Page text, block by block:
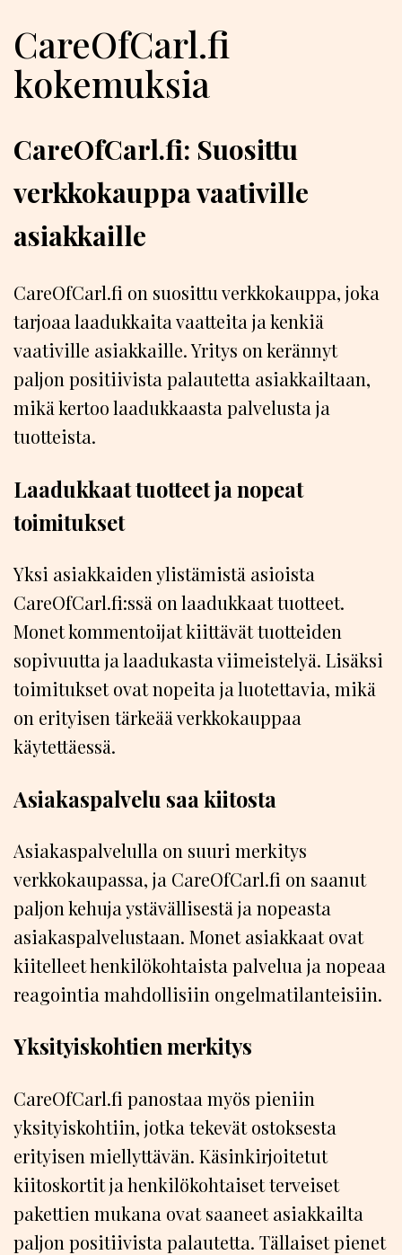
CareOfCarl.fi
kokemuksia
CareOfCarl.fi: Suosittu
verkkokauppa vaativille
asiakkaille
CareOfCarl.fi on suosittu verkkokauppa, joka
tarjoaa laadukkaita vaatteita ja kenkiä
vaativille asiakkaille. Yritys on kerännyt
paljon positiivista palautetta asiakkailtaan,
mikä kertoo laadukkaasta palvelusta ja
tuotteista.
Laadukkaat tuotteet ja nopeat
toimitukset
Yksi asiakkaiden ylistämistä asioista
CareOfCarl.fi:ssä on laadukkaat tuotteet.
Monet kommentoijat kiittävät tuotteiden
sopivuutta ja laadukasta viimeistelyä. Lisäksi
toimitukset ovat nopeita ja luotettavia, mikä
on erityisen tärkeää verkkokauppaa
käytettäessä.
Asiakaspalvelu saa kiitosta
Asiakaspalvelulla on suuri merkitys
verkkokaupassa, ja CareOfCarl.fi on saanut
paljon kehuja ystävällisestä ja nopeasta
asiakaspalvelustaan. Monet asiakkaat ovat
kiitelleet henkilökohtaista palvelua ja nopeaa
reagointia mahdollisiin ongelmatilanteisiin.
Yksityiskohtien merkitys
CareOfCarl.fi panostaa myös pieniin
yksityiskohtiin, jotka tekevät ostoksesta
erityisen miellyttävän. Käsinkirjoitetut
kiitoskortit ja henkilökohtaiset terveiset
pakettien mukana ovat saaneet asiakkailta
paljon positiivista palautetta. Tällaiset pienet